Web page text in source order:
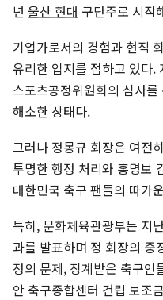
년 울산 현대 구단주로 시작
기업가로서의 경험과 현직
유리한 입지를 점하고 있다.
스포츠공정위원회의 심사
해소한 상태다.
그러나 정몽규 회장은 여전
투명한 행정 처리와 홍명보
대한민국 축구 팬들의 따가
특히, 문화체육관광부는 지
과를 발표하며 정 회장의 중
정의 문제, 징계받은 축구인
안 축구종합센터 건립 보조